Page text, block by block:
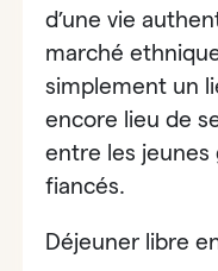
d’une vie
marché
simplement un
encore lieu de
entre les jeunes
fiancés.
Déjeuner libre